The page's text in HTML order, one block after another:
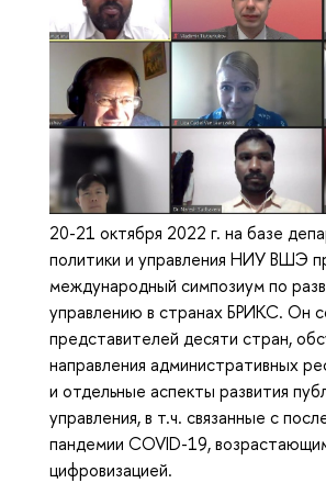
20-21 октября 2022 г. на базе
политики и управления НИУ ВШЭ
международный симпозиум по
управлению в странах БРИКС. Он
представителей десяти стран,
направления административных
и отдельные аспекты развития
управления, в т.ч. связанные с
пандемии COVID-19,
цифровизацией.